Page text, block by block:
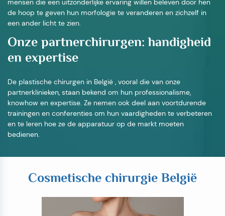
mensen die een uitzonderlijke ervaring willen beleven door hen
de hoop te geven hun morfologie te veranderen en zichzelf in
een ander licht te zien.
Onze partnerchirurgen: handigheid
en expertise
De plastische chirurgen in België , vooral die van onze
partnerklinieken, staan bekend om hun professionalisme,
knowhow en expertise. Ze nemen ook deel aan voortdurende
trainingen en conferenties om hun vaardigheden te verbeteren
en te leren hoe ze de apparatuur op de markt moeten
bedienen.
Cosmetische chirurgie België